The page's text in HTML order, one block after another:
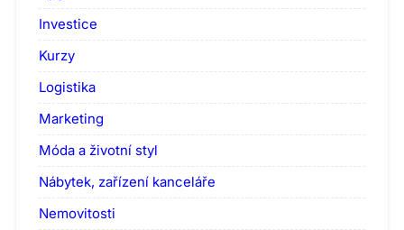
Investice
Kurzy
Logistika
Marketing
Móda a životní styl
Nábytek, zařízení kanceláře
Nemovitosti